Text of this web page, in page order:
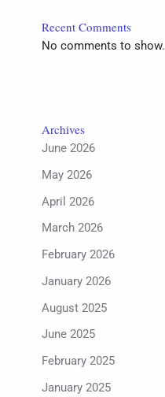
Recent Comments
No comments to show.
Archives
June 2026
May 2026
April 2026
March 2026
February 2026
January 2026
August 2025
June 2025
February 2025
January 2025